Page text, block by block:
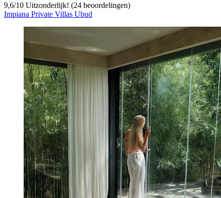
9,6/10 Uitzonderlijk! (24 beoordelingen)
Impiana Private Villas Ubud